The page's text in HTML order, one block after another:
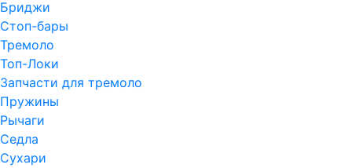
Бриджи
Стоп-бары
Тремоло
Топ-Локи
Запчасти для тремоло
Пружины
Рычаги
Седла
Сухари